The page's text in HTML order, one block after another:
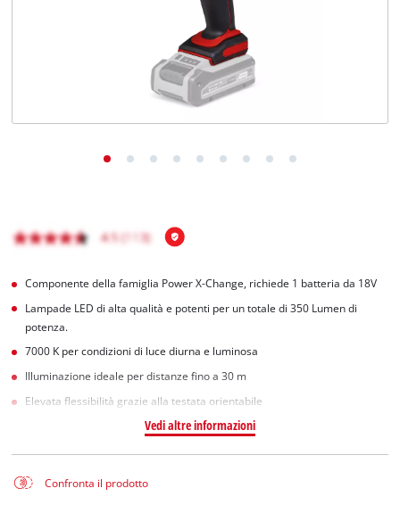
Componente della famiglia Power X-Change, richiede 1 batteria da 18V
Lampade LED di alta qualità e potenti per un totale di 350 Lumen di
potenza.
7000 K per condizioni di luce diurna e luminosa
Illuminazione ideale per distanze fino a 30 m
Elevata flessibilità grazie alla testata orientabile
Vedi altre informazioni
Confronta il prodotto